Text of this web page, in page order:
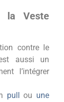
la Veste
contre le
aussi un
l’intégrer
pull ou une